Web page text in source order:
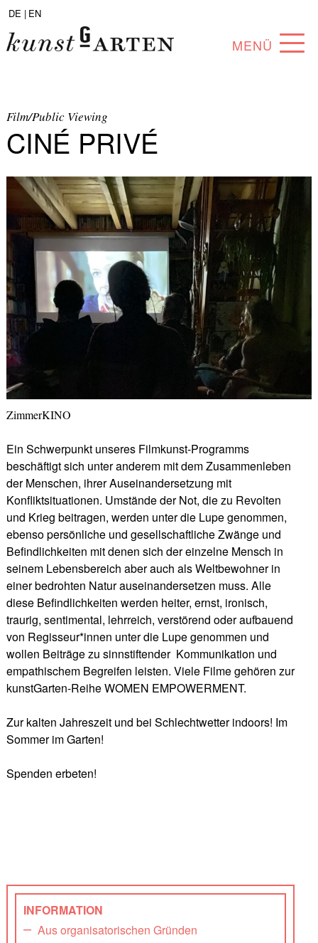
DE | EN
MENÜ
SAMMLUNG
KÜNSTLER*INNEN
PARTNER*INNEN
ANGEBOTE
Film/Public Viewing
CINÉ PRIVÉ
ZimmerKINO
Ein Schwerpunkt unseres Filmkunst-Programms
beschäftigt sich unter anderem mit dem Zusammenleben
der Menschen, ihrer Auseinandersetzung mit
Konfliktsituationen. Umstände der Not, die zu Revolten
und Krieg beitragen, werden unter die Lupe genommen,
ebenso persönliche und gesellschaftliche Zwänge und
Befindlichkeiten mit denen sich der einzelne Mensch in
seinem Lebensbereich aber auch als Weltbewohner in
einer bedrohten Natur auseinandersetzen muss. Alle
diese Befindlichkeiten werden heiter, ernst, ironisch,
traurig, sentimental, lehrreich, verstörend oder aufbauend
von Regisseur*innen unter die Lupe genommen und
wollen Beiträge zu sinnstiftender Kommunikation und
empathischem Begreifen leisten. Viele Filme gehören zur
kunstGarten-Reihe WOMEN EMPOWERMENT.
Zur kalten Jahreszeit und bei Schlechtwetter indoors! Im
Sommer im Garten!
Spenden erbeten!
INFORMATION
Aus organisatorischen Gründen